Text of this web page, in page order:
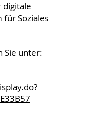
digitale
für Soziales
Sie unter: